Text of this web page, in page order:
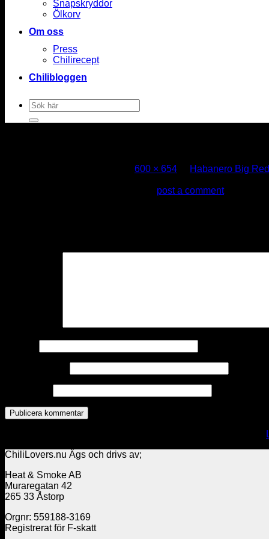
Snapskryddor
Ölkorv
Om oss
Press
Chilirecept
Chilibloggen
Sök
efter:
600 × 654 Habanero Big Red
post a comment.
ChiliLovers.nu Ägs och drivs av;
Heat & Smoke AB
Muraregatan 42
265 33 Åstorp
Orgnr: 559188-3169
Registrerat för F-skatt